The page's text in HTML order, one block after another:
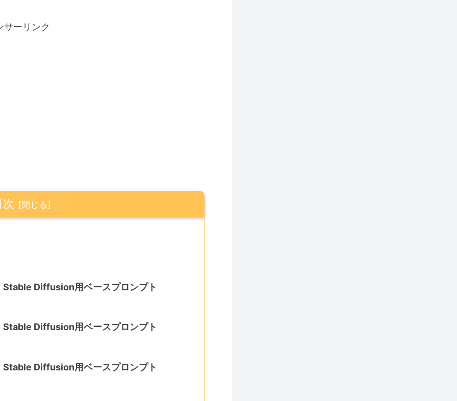
サーリンク
次
Stable Diffusion用ベースプロンプト
Stable Diffusion用ベースプロンプト
Stable Diffusion用ベースプロンプト